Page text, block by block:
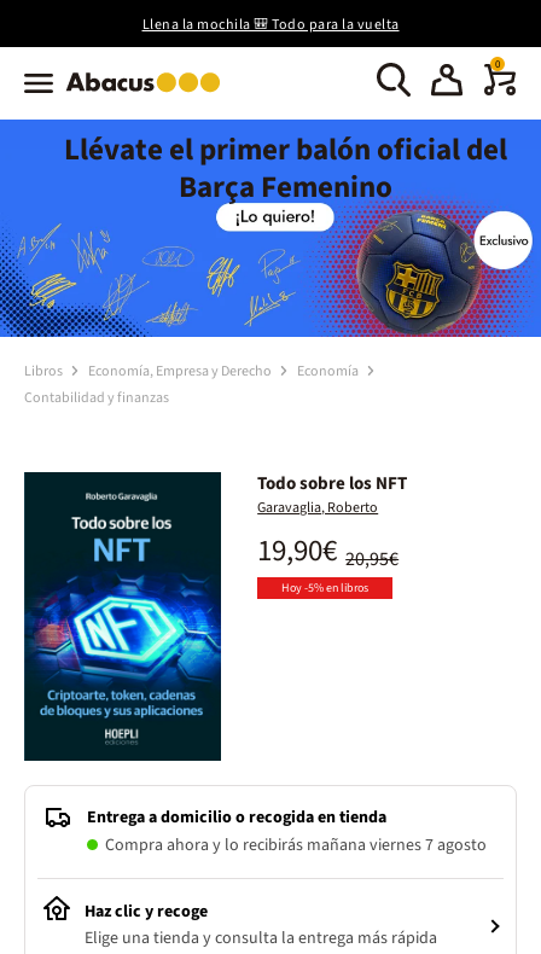
Llena la mochila 🎒 Todo para la vuelta
0
Llévate el primer balón oficial del
Barça Femenino
Libros Economía, Empresa y Derecho
Economía
Contabilidad y finanzas
Todo sobre los NFT
Garavaglia, Roberto
20,95€
19,90€
Hoy -5% en libros
Entrega a domicilio o recogida en tienda
Compra ahora y lo recibirás mañana viernes 7 agosto
Haz clic y recoge
Elige una tienda y consulta la entrega más rápida